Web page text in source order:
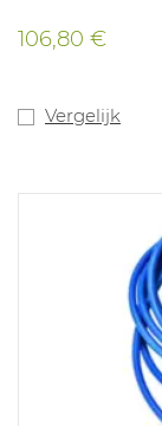
106,80 €
Vergelijk